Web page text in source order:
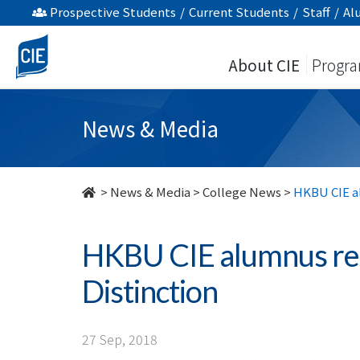
HKBU
CIE
alumnus
receives
Distinction
Prospective Students / Current Students / Staff /
About CIE
News & Media
> News & Media >College News > HKBU CIE
HKBU CIE alumnus
Distinction
27 Sep, 2018